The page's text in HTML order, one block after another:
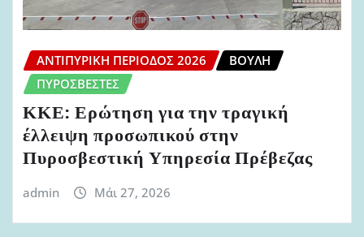
ΑΝΤΙΠΥΡΙΚΉ ΠΕΡΊΟΔΟΣ 2026
ΒΟΥΛΉ
ΠΥΡΟΣΒΈΣΤΕΣ
ΚΚΕ: Ερώτηση για την τραγική
έλλειψη προσωπικού στην
Πυροσβεστική Υπηρεσία Πρέβεζας
admin Μάι 27, 2026